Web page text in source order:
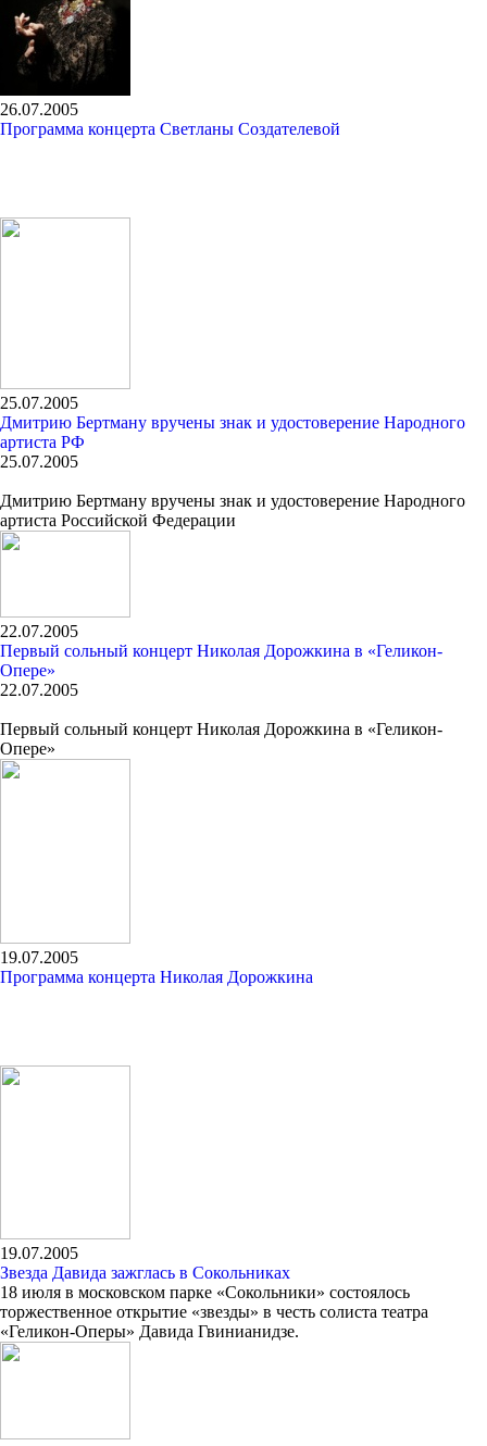
26.07.2005
Программа концерта Светланы Создателевой
25.07.2005
Дмитрию Бертману вручены знак и удостоверение Народного
артиста РФ
25.07.2005
Дмитрию Бертману вручены знак и удостоверение Народного
артиста Российской Федерации
22.07.2005
Первый сольный концерт Николая Дорожкина в «Геликон-
Опере»
22.07.2005
Первый сольный концерт Николая Дорожкина в «Геликон-
Опере»
19.07.2005
Программа концерта Николая Дорожкина
19.07.2005
Звезда Давида зажглась в Сокольниках
18 июля в московском парке «Сокольники» состоялось
торжественное открытие «звезды» в честь солиста театра
«Геликон-Оперы» Давида Гвинианидзе.